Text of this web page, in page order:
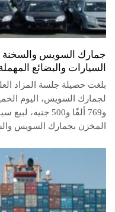
السيارات والبضائع
بلغت حصيلة جلسة المزاد
و769 ألفًا و500
المخزن بجمارك السويس